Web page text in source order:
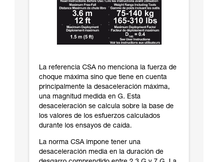
La referencia CSA no menciona la fuerza de
choque máxima sino que tiene en cuenta
principalmente la desaceleración máxima,
una magnitud medida en G. Esta
desaceleración se calcula sobre la base de
los valores de los esfuerzos calculados
durante los ensayos de caída.
La norma CSA impone tener una
desaceleración media en la duración de